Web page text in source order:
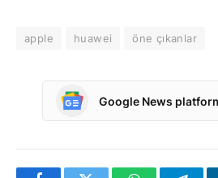
apple huawei öne çıkanlar
Google News